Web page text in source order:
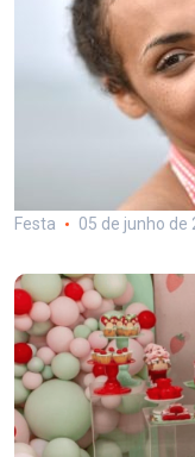
Festa 05 de junho de